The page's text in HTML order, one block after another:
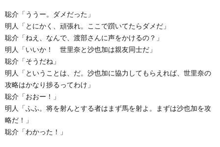
聡介「ううー。ダメだった」
明人「とにかく、頑張れ。ここで躓いてたらダメだ」
聡介「ねえ、なんで、渡部さんに声をかけるの？」
明人「いいか！ 世里奈と沙也加は親友同士だ」
聡介「そうだね」
明人「ということは、だ。沙也加に協力してもらえれば、世里奈の
攻略はかなり捗るってわけ」
聡介「おおー！」
明人「ふふ。将を射んとする者はまず馬を射よ。まずは沙也加を攻
略だ！」
聡介「わかった！」